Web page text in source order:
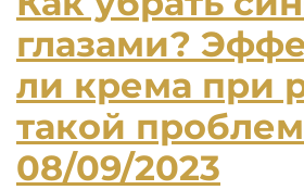
глазами?
ли крема при
такой
08/09/2023